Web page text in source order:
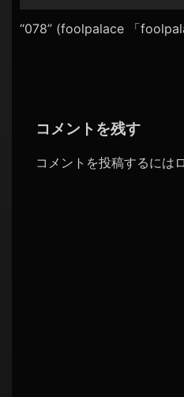
ョ
レ
ー
“078” (foolpalace 「
コメントを残す
コメントを投稿するには